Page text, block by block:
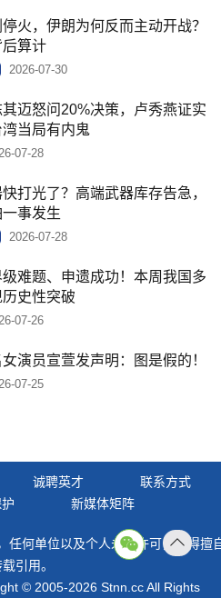
火，伊朗为何反而主动开战？
算计
2026-07-30
迈怒问20%决策，卢秀燕证实
当局有内鬼
07-28
打光了？高端武器库存告急，
事发生
2026-07-28
难题、申遗成功！本周我国多
史性突破
07-26
演员宣萱发声明：图是假的！
07-25
诚聘英才
联系方式
新媒体矩阵
任何单位以及个人未经许可，不得擅
引用。
© 2005-2026 Stnn.cc All Rights
顶部